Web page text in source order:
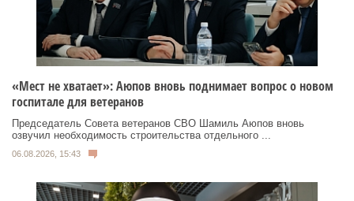
«Мест не хватает»: Аюпов вновь поднимает вопрос о новом
госпитале для ветеранов
Председатель Совета ветеранов СВО Шамиль Аюпов вновь
озвучил необходимость строительства отдельного ...
06.08.2026, 15:43